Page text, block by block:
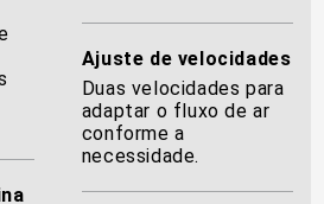
Ajuste de velocidades
Duas velocidades para
adaptar o fluxo de ar
conforme a
necessidade.